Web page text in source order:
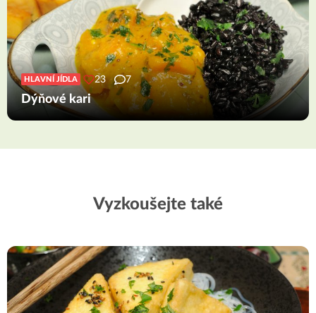
HLAVNÍ JÍDLA 23 7
Dýňové kari
Vyzkoušejte také